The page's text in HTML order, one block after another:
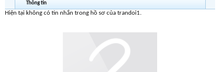
Thông tin
Hiện tại không có tin nhắn trong hồ sơ của trandoi1.